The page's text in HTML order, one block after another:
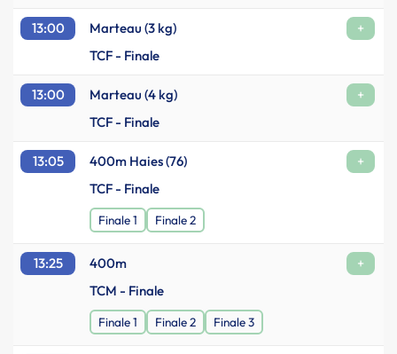
13:00 Marteau (3 kg)
+
TCF - Finale
13:00 Marteau (4 kg)
+
TCF - Finale
13:05 400m Haies (76)
+
TCF - Finale
Finale 1 Finale 2
13:25 400m
+
TCM - Finale
Finale 1 Finale 2 Finale 3